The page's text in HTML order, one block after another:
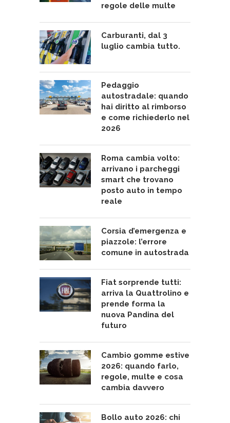
regole delle multe
Carburanti, dal 3
luglio cambia tutto.
Pedaggio
autostradale: quando
hai diritto al rimborso
e come richiederlo nel
2026
Roma cambia volto:
arrivano i parcheggi
smart che trovano
posto auto in tempo
reale
Corsia d’emergenza e
piazzole: l’errore
comune in autostrada
Fiat sorprende tutti:
arriva la Quattrolino e
prende forma la
nuova Pandina del
futuro
Cambio gomme estive
2026: quando farlo,
regole, multe e cosa
cambia davvero
Bollo auto 2026: chi